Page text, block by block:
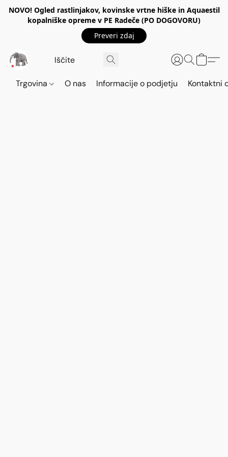
NOVO! Ogled rastlinjakov, kovinske vrtne hiške in Aquaestil
kopalniške opreme v PE Radeče (PO DOGOVORU)
Preveri zdaj
Trgovina O nas Informacije o podjetju Kontaktni